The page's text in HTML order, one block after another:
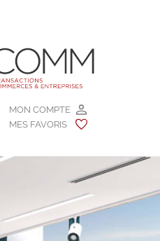
MON COMPTE
MES FAVORIS